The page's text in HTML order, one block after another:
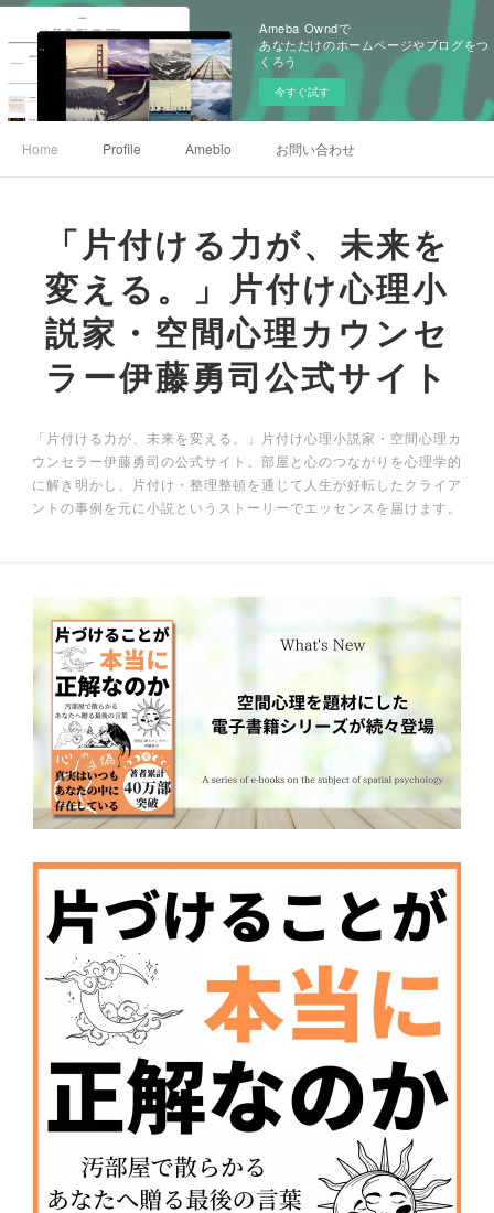
Ameba Owndで
あなただけのホームページやブログをつ
くろう
今すぐ試す
Home Profile Ameblo お問い合わせ
「片付ける力が、未来を
変える。」片付け心理小
説家・空間心理カウンセ
ラー伊藤勇司公式サイト
「片付ける力が、未来を変える。」片付け心理小説家・空間心理カ
ウンセラー伊藤勇司の公式サイト。部屋と心のつながりを心理学的
に解き明かし、片付け・整理整頓を通じて人生が好転したクライア
ントの事例を元に小説というストーリーでエッセンスを届けます。